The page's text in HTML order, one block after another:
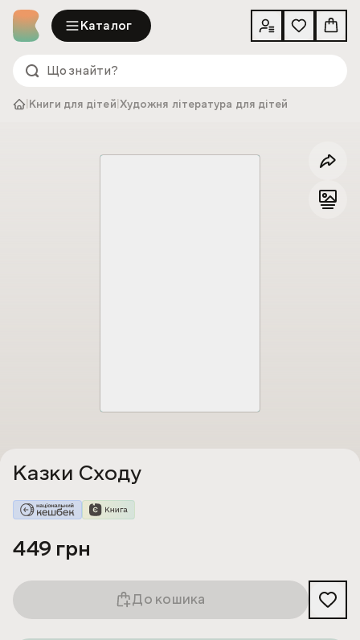
Каталог
Книги для дітей Художня література для дітей
Казки Сходу
449 грн
До кошика